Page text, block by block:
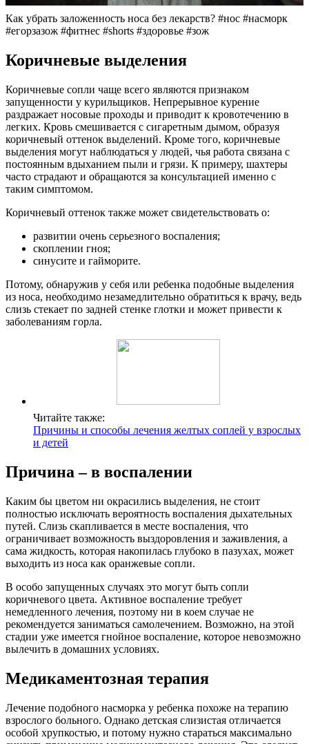
Как убрать заложенность носа без лекарств? #нос #насморк
#егорзазож #фитнес #shorts #здоровье #зож
Коричневые выделения
Коричневые сопли чаще всего являются признаком
запущенности у курильщиков. Непрерывное курение
раздражает носовые проходы и приводит к кровотечению в
легких. Кровь смешивается с сигаретным дымом, образуя
коричневый оттенок выделений. Кроме того, коричневые
выделения могут наблюдаться у людей, чья работа связана с
постоянным вдыханием пыли и грязи. К примеру, шахтеры
часто страдают и обращаются за консультацией именно с
таким симптомом.
Коричневый оттенок также может свидетельствовать о:
развитии очень серьезного воспаления;
скоплении гноя;
синусите и гайморите.
Потому, обнаружив у себя или ребенка подобные выделения
из носа, необходимо незамедлительно обратиться к врачу, ведь
слизь стекает по задней стенке глотки и может привести к
заболеваниям горла.
Читайте также:
Причины и способы лечения желтых соплей у взрослых
и детей
Причина – в воспалении
Каким бы цветом ни окрасились выделения, не стоит
полностью исключать вероятность воспаления дыхательных
путей. Слизь скапливается в месте воспаления, что
ограничивает возможность выздоровления и заживления, а
сама жидкость, которая накопилась глубоко в пазухах, может
выходить из носа как оранжевые сопли.
В особо запущенных случаях это могут быть сопли
коричневого цвета. Активное воспаление требует
немедленного лечения, поэтому ни в коем случае не
рекомендуется заниматься самолечением. Возможно, на этой
стадии уже имеется гнойное воспаление, которое невозможно
вылечить в домашних условиях.
Медикаментозная терапия
Лечение подобного насморка у ребенка похоже на терапию
взрослого больного. Однако детская слизистая отличается
особой хрупкостью, и потому нужно стараться максимально